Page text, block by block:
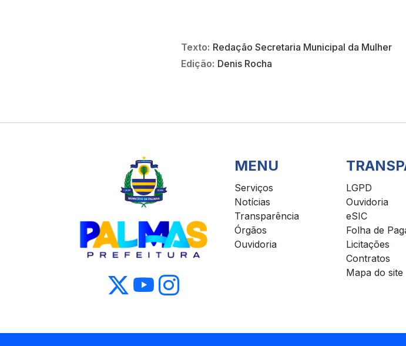
Texto: Redação Secretaria Municipal da Mulher
Edição: Denis Rocha
MENU
Serviços
Notícias
Transparência
Órgãos
Ouvidoria
LGPD
Ouvidoria
eSIC
Folha de
Licitações
Contratos
Mapa do site